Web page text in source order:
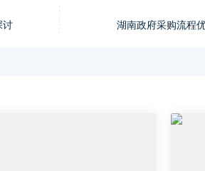
讨 湖南政府采购流程